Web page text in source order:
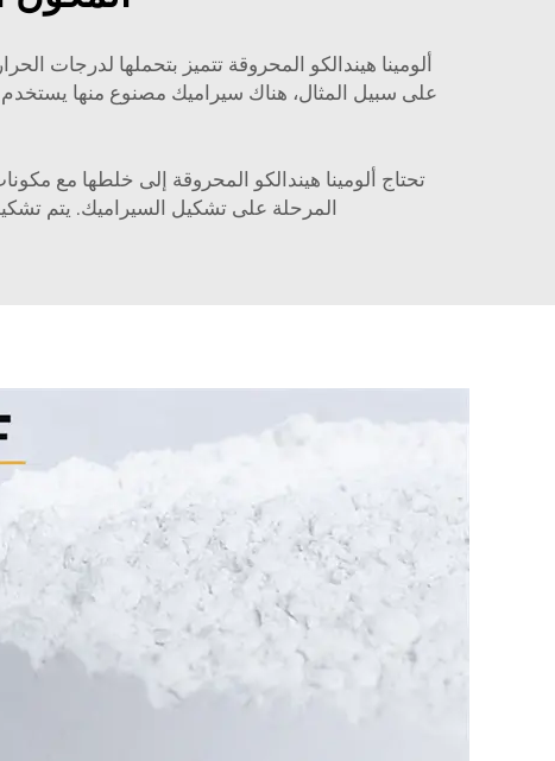
ألومينا هيندالكو المحروقة تتميز بتحملها لدرجات
على سبيل المثال، هناك سيراميك مصنوع منها
تحتاج ألومينا هيندالكو المحروقة إلى خلطها مع
المرحلة على تشكيل السيراميك. يتم